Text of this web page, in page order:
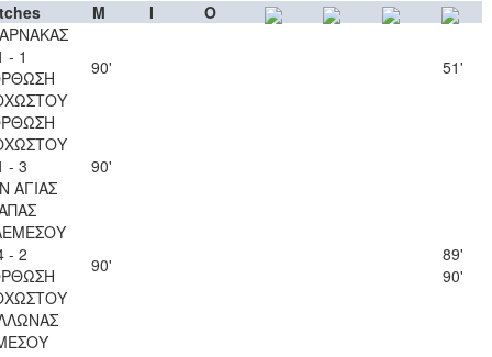
M I
O
- 1
90' 51'
- 3
ΑΓΙΑΣ
90'
- 2
90'
89'
90'